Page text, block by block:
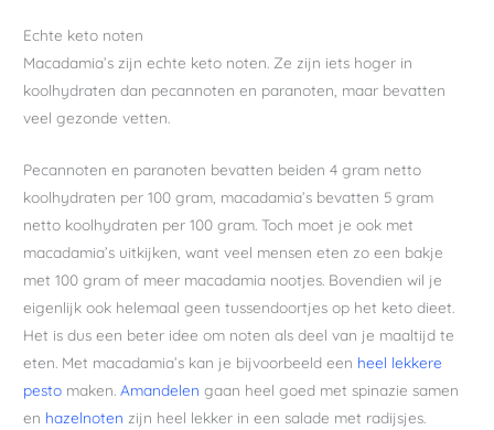
Echte keto noten
Macadamia’s zijn echte keto noten. Ze zijn iets hoger in
koolhydraten dan pecannoten en paranoten, maar bevatten
veel gezonde vetten.
Pecannoten en paranoten bevatten beiden 4 gram netto
koolhydraten per 100 gram, macadamia’s bevatten 5 gram
netto koolhydraten per 100 gram. Toch moet je ook met
macadamia’s uitkijken, want veel mensen eten zo een bakje
met 100 gram of meer macadamia nootjes. Bovendien wil je
eigenlijk ook helemaal geen tussendoortjes op het keto dieet.
Het is dus een beter idee om noten als deel van je maaltijd te
eten. Met macadamia’s kan je bijvoorbeeld een heel lekkere
pesto maken.Amandelen gaan heel goed met spinazie samen
en hazelnoten zijn heel lekker in een salade met radijsjes.